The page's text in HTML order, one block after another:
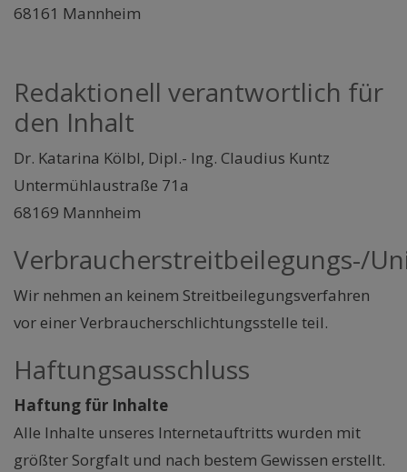
68161 Mannheim
Redaktionell verantwortlich für
den Inhalt
Dr. Katarina Kölbl, Dipl.- Ing. Claudius Kuntz
Untermühlaustraße 71a
68169 Mannheim
Verbraucherstreitbeilegungs-/
Wir nehmen an keinem Streitbeilegungsverfahren
vor einer Verbraucherschlichtungsstelle teil.
Haftungsausschluss
Haftung für Inhalte
Alle Inhalte unseres Internetauftritts wurden mit
größter Sorgfalt und nach bestem Gewissen erstellt.